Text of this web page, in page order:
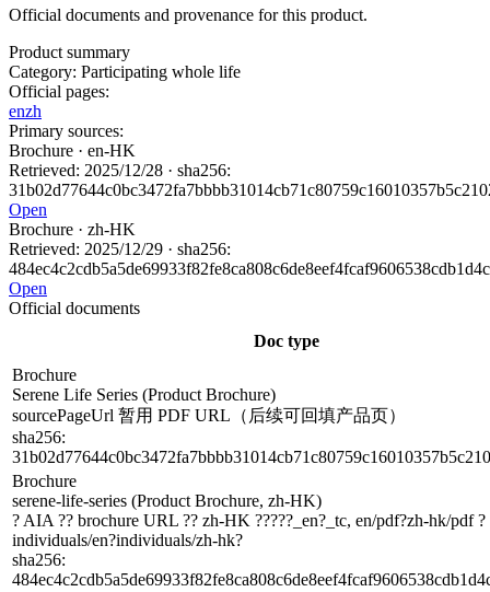
Official documents and provenance for this product.
Product summary
Category: Participating whole life
Official pages:
enzh
Primary sources:
Brochure · en-HK
Retrieved: 2025/12/28 · sha256:
Open
Brochure · zh-HK
Retrieved: 2025/12/29 · sha256:
Open
Official documents
Doc type
Brochure
Serene Life Series (Product Brochure)
sourcePageUrl 暂用 PDF URL（后续可回填产品页）
sha256:
Brochure
serene-life-series (Product Brochure, zh-HK)
? AIA ?? brochure URL ?? zh-HK ?????_en?_tc, en/pdf?zh-hk/pdf ?
individuals/en?individuals/zh-hk?
sha256: